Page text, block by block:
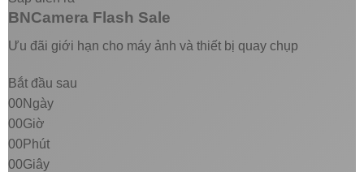
BNCamera Flash Sale
Ưu đãi giới hạn cho máy ảnh và thiết bị quay chụp
Bắt đầu sau
00Ngày
00Giờ
00 Phút
00Giây